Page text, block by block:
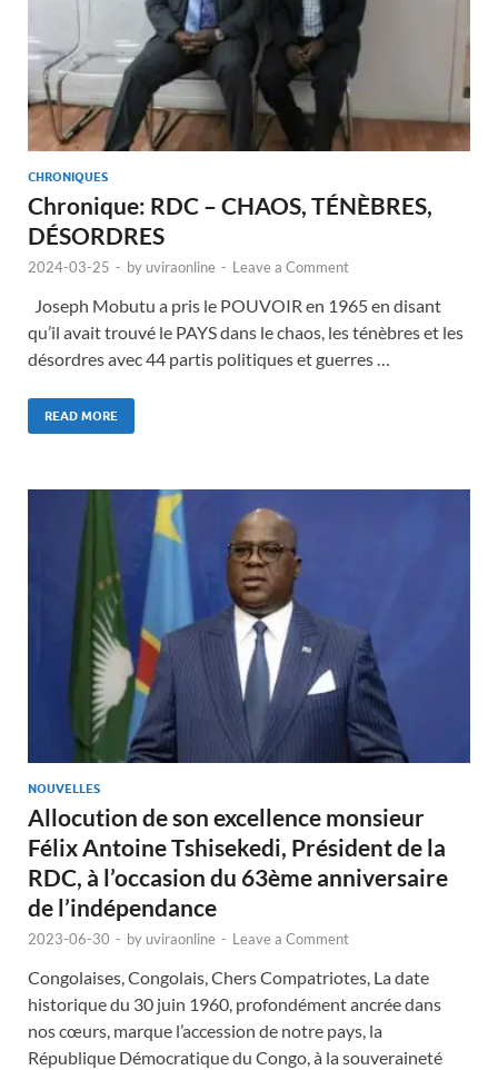
CHRONIQUES
Chronique: RDC – CHAOS, TÉNÈBRES,
DÉSORDRES
2024-03-25 - byuviraonline - Leave a Comment
Joseph Mobutu a pris le POUVOIR en 1965 en disant
qu’il avait trouvé le PAYS dans le chaos, les ténèbres et les
désordres avec 44 partis politiques et guerres …
READ MORE
NOUVELLES
Allocution de son excellence monsieur
Félix Antoine Tshisekedi, Président de la
RDC, à l’occasion du 63ème anniversaire
de l’indépendance
2023-06-30 - byuviraonline - Leave a Comment
Congolaises, Congolais, Chers Compatriotes, La date
historique du 30 juin 1960, profondément ancrée dans
nos cœurs, marque l’accession de notre pays, la
République Démocratique du Congo, à la souveraineté